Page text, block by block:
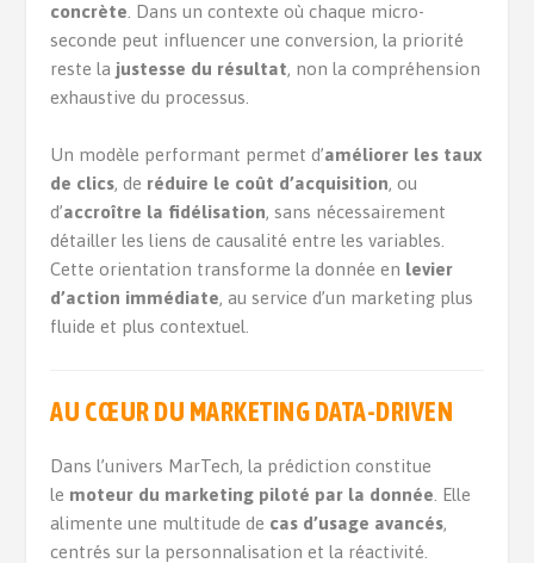
concrète . Dans un contexte où chaque micro-
seconde peut influencer une conversion, la priorité
reste la justesse du résultat, non la compréhension
exhaustive du processus.
Un modèle performant permet d’améliorer les taux
de clics, de réduire le coût d’acquisition, ou
d’accroître la fidélisation, sans nécessairement
détailler les liens de causalité entre les variables.
Cette orientation transforme la donnée en levier
d’action immédiate, au service d’un marketing plus
fluide et plus contextuel.
AU CŒUR DU MARKETING DATA-DRIVEN
Dans l’univers MarTech, la prédiction constitue
le moteur du marketing piloté par la donnée . Elle
alimente une multitude de cas d’usage avancés,
centrés sur la personnalisation et la réactivité.